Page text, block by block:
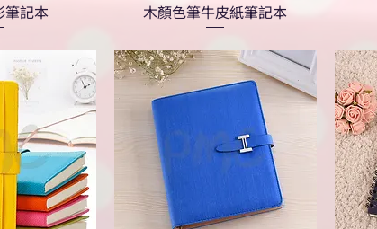
筆記本 木顏色筆牛皮紙筆記本